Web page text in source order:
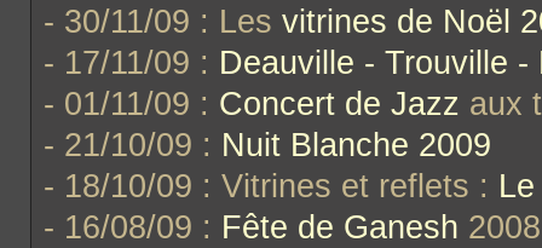
- 30/11/09 : Les vitrines de Noël
- 17/11/09 : Deauville - Trouville -
- 01/11/09 : Concert de Jazz aux
- 21/10/09 : Nuit Blanche 2009
- 18/10/09 : Vitrines et reflets :
- 16/08/09 : Fête de Ganesh 2008